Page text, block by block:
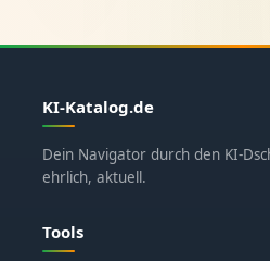
KI-Katalog.de
Dein Navigator durch den KI-
ehrlich, aktuell.
Tools